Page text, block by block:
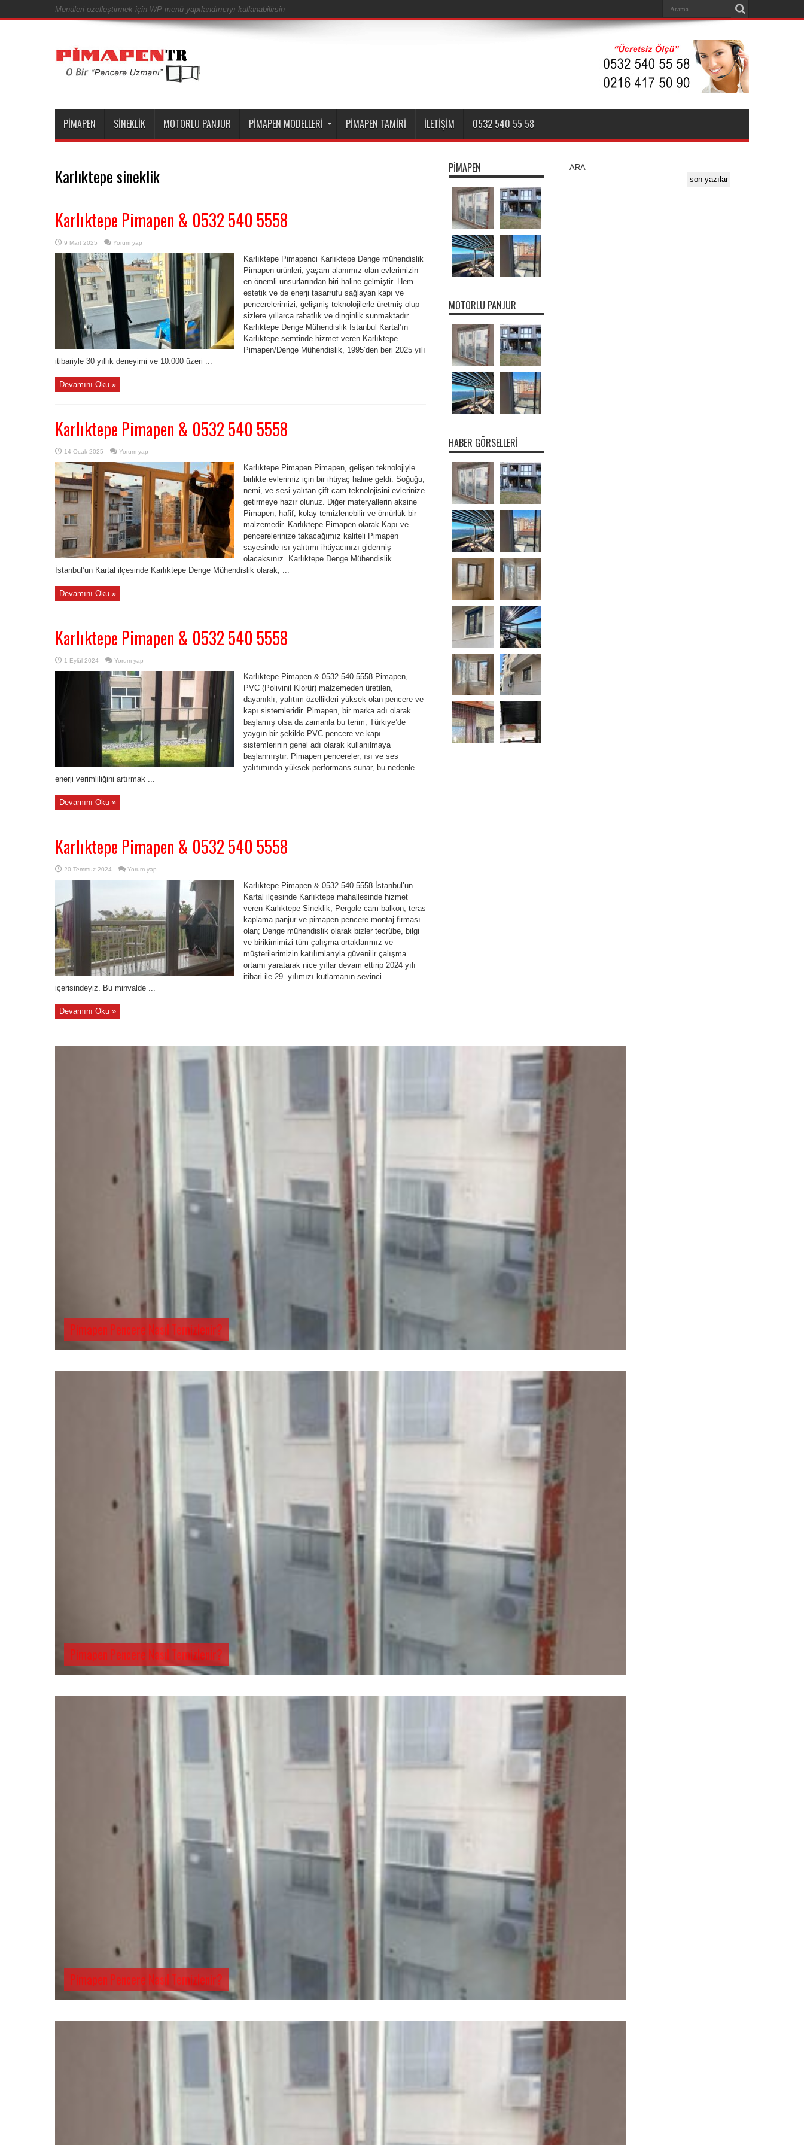
Menüleri özelleştirmek için WP menü yapılandırıcıyı kullanabilirsin
PIMAPEN SINEKLIK MOTORLU PANJUR PIMAPEN MODELLERI PIMAPEN TAMIRI İLETIŞIM 0532 540 55 58
Karlıktepe sineklik
Karlıktepe Pimapen & 0532 540 5558
9 Mart 2025 Yorum yap
Karlıktepe Pimapenci Karlıktepe Denge mühendislik
Pimapen ürünleri, yaşam alanımız olan evlerimizin
en önemli unsurlarından biri haline gelmiştir. Hem
estetik ve de enerji tasarrufu sağlayan kapı ve
pencerelerimizi, gelişmiş teknolojilerle üretmiş olup
sizlere yıllarca rahatlık ve dinginlik sunmaktadır.
Karlıktepe Denge Mühendislik İstanbul Kartal’ın
Karlıktepe semtinde hizmet veren Karlıktepe
Pimapen/Denge Mühendislik, 1995’den beri 2025 yılı
itibariyle 30 yıllık deneyimi ve 10.000 üzeri ...
Devamını Oku »
Karlıktepe Pimapen & 0532 540 5558
14 Ocak 2025 Yorum yap
Karlıktepe Pimapen Pimapen, gelişen teknolojiyle
birlikte evlerimiz için bir ihtiyaç haline geldi. Soğuğu,
nemi, ve sesi yalıtan çift cam teknolojisini evlerinize
getirmeye hazır olunuz. Diğer materyallerin aksine
Pimapen, hafif, kolay temizlenebilir ve ömürlük bir
malzemedir. Karlıktepe Pimapen olarak Kapı ve
pencerelerinize takacağımız kaliteli Pimapen
sayesinde ısı yalıtımı ihtiyacınızı gidermiş
olacaksınız. Karlıktepe Denge Mühendislik
İstanbul’un Kartal ilçesinde Karlıktepe Denge Mühendislik olarak, ...
Devamını Oku »
Karlıktepe Pimapen & 0532 540 5558
1 Eylül 2024 Yorum yap
Karlıktepe Pimapen & 0532 540 5558 Pimapen,
PVC (Polivinil Klorür) malzemeden üretilen,
dayanıklı, yalıtım özellikleri yüksek olan pencere ve
kapı sistemleridir. Pimapen, bir marka adı olarak
başlamış olsa da zamanla bu terim, Türkiye’de
yaygın bir şekilde PVC pencere ve kapı
sistemlerinin genel adı olarak kullanılmaya
başlanmıştır. Pimapen pencereler, ısı ve ses
yalıtımında yüksek performans sunar, bu nedenle
enerji verimliliğini artırmak ...
Devamını Oku »
Karlıktepe Pimapen & 0532 540 5558
20 Temmuz 2024 Yorum yap
Karlıktepe Pimapen & 0532 540 5558 İstanbul’un
Kartal ilçesinde Karlıktepe mahallesinde hizmet
veren Karlıktepe Sineklik, Pergole cam balkon, teras
kaplama panjur ve pimapen pencere montaj firması
olan; Denge mühendislik olarak bizler tecrübe, bilgi
ve birikimimizi tüm çalışma ortaklarımız ve
müşterilerimizin katılımlarıyla güvenilir çalışma
ortamı yaratarak nice yıllar devam ettirip 2024 yılı
itibari ile 29. yılımızı kutlamanın sevinci
içerisindeyiz. Bu minvalde ...
Devamını Oku »
PIMAPEN
MOTORLU PANJUR
HABER GÖRSELLERI
ARA
son yazılar
Pimapen Pencere Nasıl Temizlenir?
Pimapen Pencere Nasıl Temizlenir?
Pimapen Pencere Nasıl Temizlenir?